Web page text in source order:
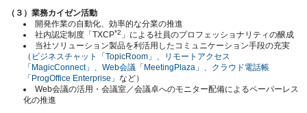
（３）業務カイゼン活動
開発作業の自動化、効率的な分業の推進
社内認定制度「TXCP*2 」による社員のプロフェッショナリティの醸成
当社ソリューション製品を利活用したコミュニケーション手段の充実
（ ビジネスチャット「TopicRoom」、リモートアクセス
「MagicConnect」、Web会議「MeetingPlaza」、クラウド電話帳
「ProgOffice Enterprise」 など）
Web会議の活用・会議室／会議卓へのモニター配備によるペーパーレス
化の推進